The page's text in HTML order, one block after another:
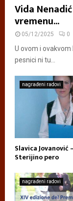
Vida
vremenu...
05/12/2025 0
U ovom i
pesnici ni tu...
nagrađeni radovi
Slavica Jovanović
Sterijino pero
nagrađeni radovi